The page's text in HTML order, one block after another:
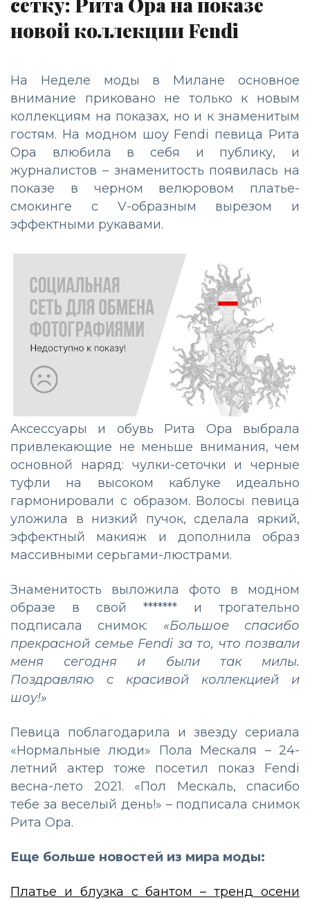
новой коллекции Fendi
На Неделе моды в Милане основное
внимание приковано не только к новым
коллекциям на показах, но и к знаменитым
гостям. На модном шоу Fendi певица Рита
Ора влюбила в себя и публику, и
журналистов – знаменитость появилась на
показе в черном велюровом платье-
смокинге с V-образным вырезом и
эффектными рукавами.
Аксессуары и обувь Рита Ора выбрала
привлекающие не меньше внимания, чем
основной наряд: чулки-сеточки и черные
туфли на высоком каблуке идеально
гармонировали с образом. Волосы певица
уложила в низкий пучок, сделала яркий,
эффектный макияж и дополнила образ
массивными серьгами-люстрами.
Знаменитость выложила фото в модном
образе в свой ******* и трогательно
подписала снимок: «Большое спасибо
прекрасной семье Fendi за то, что позвали
меня сегодня и были так милы.
Поздравляю с красивой коллекцией и
шоу!»
Певица поблагодарила и звезду сериала
«Нормальные люди» Пола Мескаля – 24-
летний актер тоже посетил показ Fendi
весна-лето 2021. «Пол Мескаль, спасибо
тебе за веселый день!» – подписала снимок
Рита Ора.
Еще больше новостей из мира моды:
Платье и блузка с бантом – тренд осени